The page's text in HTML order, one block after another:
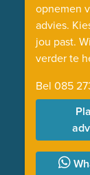
opnemen
advies.
jou past.
verder te
Bel 085